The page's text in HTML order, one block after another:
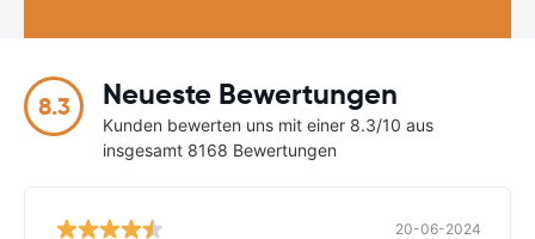
8.3 Neueste Bewertungen
Kunden bewerten uns mit einer 8.3/10 aus
insgesamt 8168 Bewertungen
20-06-2024